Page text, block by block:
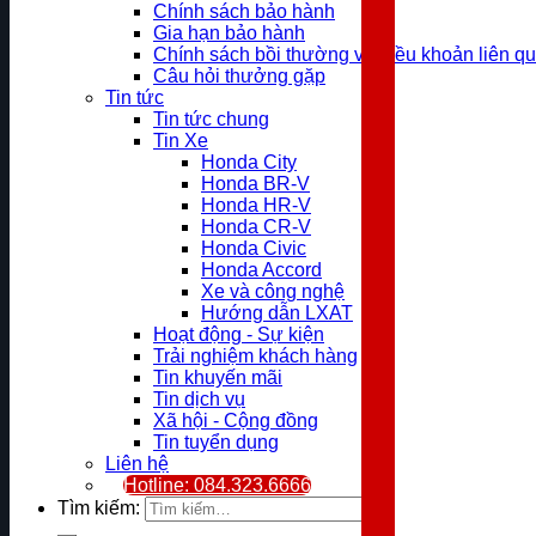
Chính sách bảo hành
Gia hạn bảo hành
Chính sách bồi thường và điều khoản liên
Câu hỏi thưởng gặp
Tin tức
Tin tức chung
Tin Xe
Honda City
Honda BR-V
Honda HR-V
Honda CR-V
Honda Civic
Honda Accord
Xe và công nghệ
Hướng dẫn LXAT
Hoạt động - Sự kiện
Trải nghiệm khách hàng
Tin khuyến mãi
Tin dịch vụ
Xã hội - Cộng đồng
Tin tuyển dụng
Liên hệ
Hotline: 084.323.6666
Tìm kiếm: